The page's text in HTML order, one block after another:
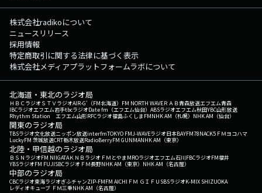
株式会社radikoについて
ニュースリリース
採用情報
特定商取引に関する法律に基づく表示
株式会社メディアプラットフォームラボについて
北海道・東北のラジオ局
ＨＢＣラジオＳＴＶラジオAIR-G'（FM北海道） FM NORTH WAVEＲＡＢ青森放送エフエム青森
IBCラジオエフエム岩手tbcラジオDate fm（エフエム仙台） ABSラジオエフエム秋田YBC山形放送
Rhythm Station エフエム山形RFCラジオ福島ふくしまFMNHK AM（札幌） NHK AM（仙台）
関東のラジオ局
TBSラジオ文化放送ニッポン放送interfmTOKYO FMJ-WAVEラジオ日本BAYFM78NACK5 ＦＭヨコハマ
LuckyFM 茨城放送CRT栃木放送RadioBerryFM GUNMANHK AM（東京）
北陸・甲信越のラジオ局
ＢＳＮラジオFM NIIGATAＫＮＢラジオ ＦＭとやまMROラジオエフエム石川FBCラジオFM福井
YBSラジオFM FUJISBCラジオ ＦＭ長野NHK AM（東京） NHK AM（名古屋）
中部のラジオ局
CBCラジオ東海ラジオぎふチャンZIP-FMFM AICHI ＦＭ ＧＩＦＵ SBSラジオK-MIX SHIZUOKA
レディオキューブ ＦＭ三重NHK AM（名古屋）